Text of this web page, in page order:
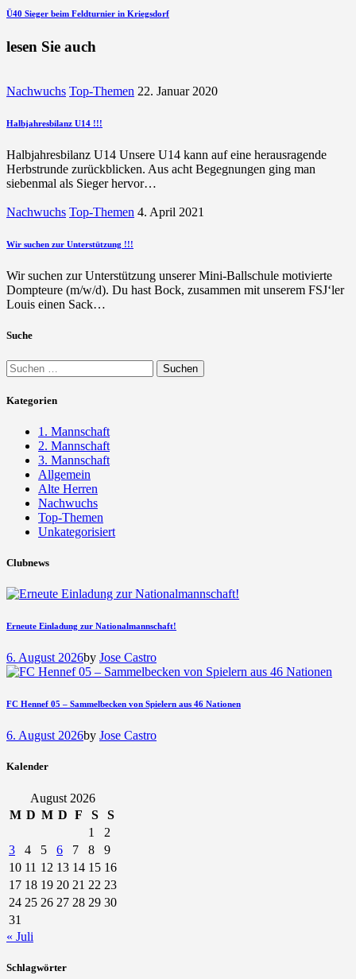
nächsten
Ü40 Sieger beim Feldturnier in Kriegsdorf
lesen Sie auch
Nachwuchs Top-Themen 22. Januar 2020
Halbjahresbilanz U14 !!!
Halbjahresbilanz U14 Unsere U14 kann auf eine herausragende
Herbstrunde zurückblicken. Aus acht Begegnungen ging man
siebenmal als Sieger hervor…
Nachwuchs Top-Themen 4. April 2021
Wir suchen zur Unterstützung !!!
Wir suchen zur Unterstützung unserer Mini-Ballschule motivierte
Dompteure (m/w/d). Du hast Bock, zusammen mit unserem FSJ‘ler
Louis einen Sack…
Suche
Suchen
nach:
Kategorien
1. Mannschaft
2. Mannschaft
3. Mannschaft
Allgemein
Alte Herren
Nachwuchs
Top-Themen
Unkategorisiert
Clubnews
Erneute Einladung zur Nationalmannschaft!
6. August 2026by Jose Castro
FC Hennef 05 – Sammelbecken von Spielern aus 46 Nationen
6. August 2026by Jose Castro
Kalender
August 2026
M D M D F S
S
1
2
3
4 5 6 7 8
9
10 11 12 13 14 15 16
17 18 19 20 21 22 23
24 25 26 27 28 29 30
31
« Juli
Schlagwörter